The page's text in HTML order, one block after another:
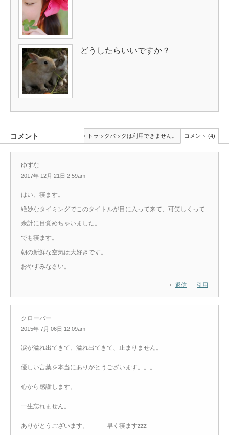
どうしたらいいですか？
コメント トラックバックは利用できません。 コメント (4)
ゆずな
2017年 12月 21日 2:59am
返信 引用
はい、寝ます。
絶妙なタイミングでこのタイトルが目に入って来て、可笑しくって
余計に目覚めちゃいました。
でも寝ます。
朝の新鮮な空気は大好きです。
おやすみなさい。
クローバー
2015年 7月 06日 12:09am
涙が溢れ出てきて、溢れ出てきて、止まりません。
優しい言葉を本当にありがとうございます。。。
心から感謝します。
一生忘れません。
ありがとうございます。 早く寝ますzzz